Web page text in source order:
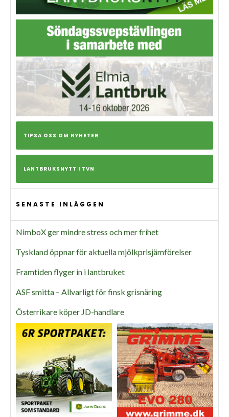
TIPSA OSS OM NYHETER
LANTBRUKSNYTT I TVN
SENASTE INLÄGGEN
NimboX ger mindre stress och mer frihet
Tyskland öppnar för aktuella mjölkprisjämförelser
Framtiden flyger in i lantbruket
ASF smitta – Allvarligt för finsk grisnäring
Österrikare köper JD-handlare